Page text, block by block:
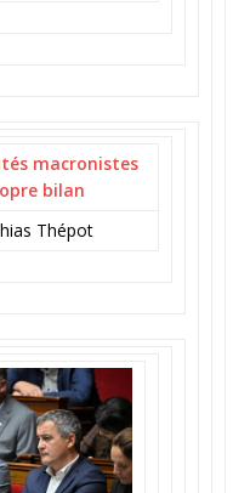
macronistes
bilan
Thépot